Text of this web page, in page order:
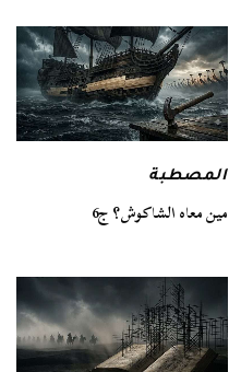
المصطبة
مين معاه الشاكوش؟ ج6